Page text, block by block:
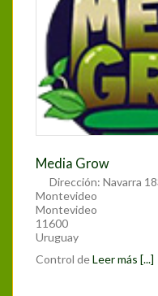
Media Grow
Dirección:Navarra
Montevideo
Montevideo
11600
Uruguay
Control deLeer más [...]